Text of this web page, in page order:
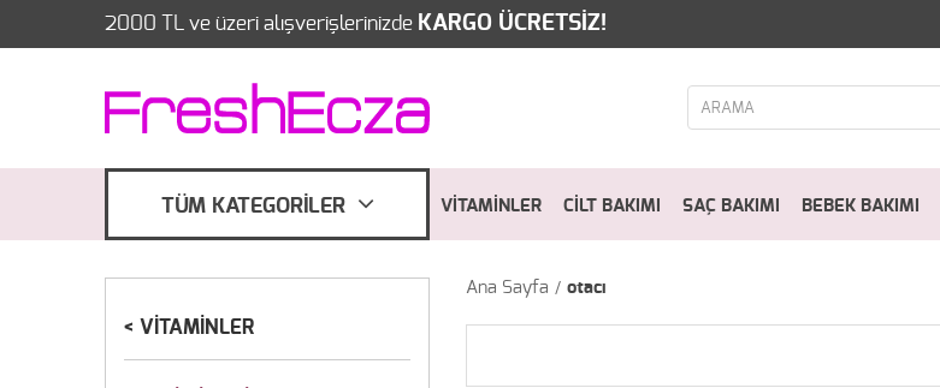
2000 TL ve üzeri alışverişlerinizde KARGO ÜCRETSİZ!
TÜM KATEGORİLER VİTAMİNLER CİLT BAKIMI SAÇ BAKIMI BEBEK BAKIMI
Ana Sayfa otacı
VİTAMİNLER